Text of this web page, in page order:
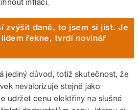
inflaci.
zvýšit daně, to jsem si jist. Je
řekne, tvrdí novinář
jediný důvod, totiž skutečnost, že
nevalorizuje stejně jako
udržet cenu elektřiny na slušné